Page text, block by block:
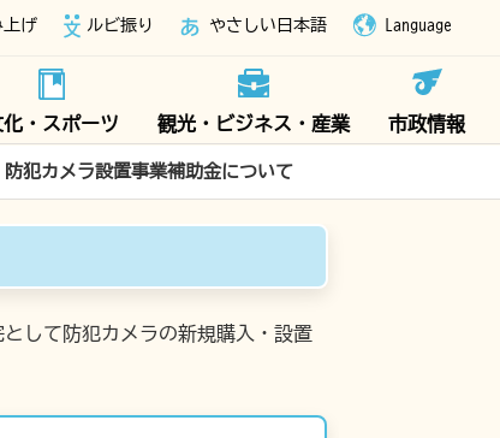
上げ ルビ振り やさしい日本語 Language
化・スポーツ 観光・ビジネス・産業 市政情報
防犯カメラ設置事業補助金について
して防犯カメラの新規購入・設置